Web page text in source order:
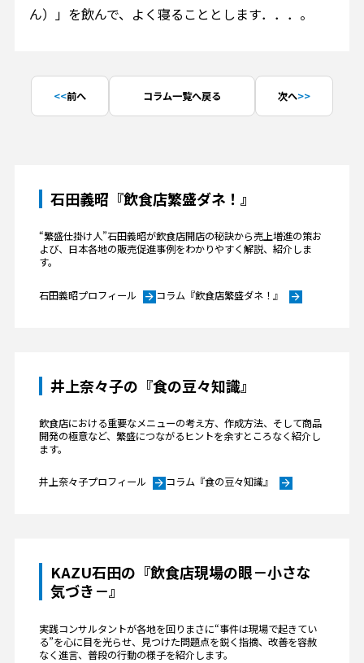
ん）」を飲んで、よく寝ることとします．．．。
前へ コラム一覧へ戻る 次へ
石田義昭『飲食店繁盛ダネ！』
“繁盛仕掛け人”石田義昭が飲食店開店の秘訣から売上増進の策お
よび、日本各地の販売促進事例をわかりやすく解説、紹介しま
す。
石田義昭プロフィール arrow_forwardコラム『飲食店繁盛ダネ！』 arrow_forward
井上奈々子の『食の豆々知識』
飲食店における重要なメニューの考え方、作成方法、そして商品
開発の極意など、繁盛につながるヒントを余すところなく紹介し
ます。
井上奈々子プロフィール arrow_forwardコラム『食の豆々知識』 arrow_forward
KAZU石田の『飲食店現場の眼－小さな
気づき－』
実践コンサルタントが各地を回りまさに“事件は現場で起きてい
る”を心に目を光らせ、見つけた問題点を鋭く指摘、改善を容赦
なく進言、普段の行動の様子を紹介します。